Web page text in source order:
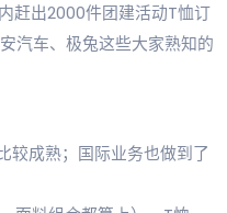
赶出2000件团建活动T恤订
汽车、极兔这些大家熟知的
较成熟；国际业务也做到了